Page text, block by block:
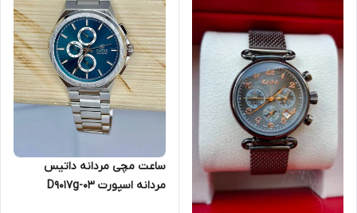
ساعت مچی مردانه داتیس
مردانه اسپورت D9017g-03